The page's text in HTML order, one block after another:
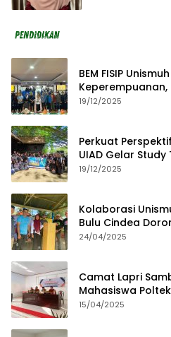
BEM FISIP
dan Budaya Lokal
19/12/2025
Perkuat
UIAD Gelar
19/12/2025
Kolaborasi
Bulu Cindea
24/04/2025
Camat Lapri
Mahasiswa
15/04/2025